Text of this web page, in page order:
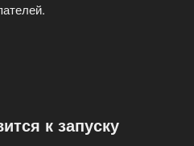
к запуску